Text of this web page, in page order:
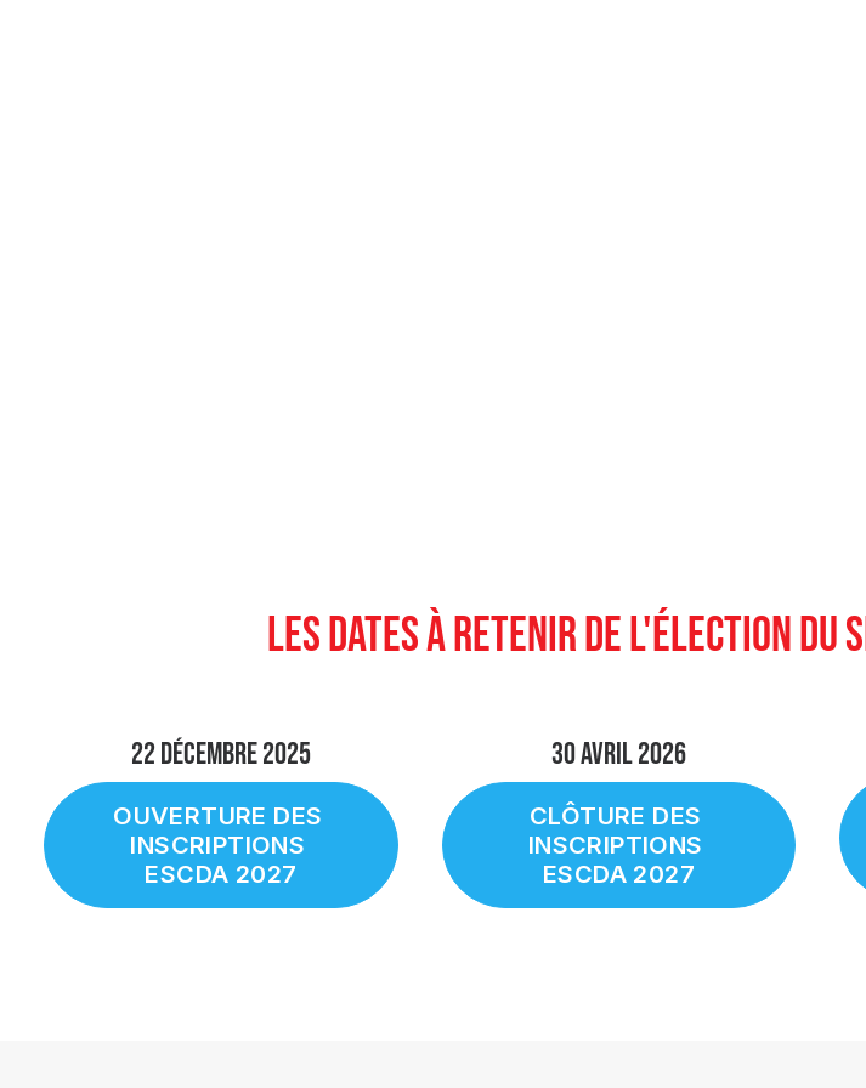
LES DATES À RETENIR DE L'ÉLECTION DU
22 décembre 2025
OUVERTURE DES
INSCRIPTIONS
ESCDA 2027
30 Avril 2026
CLÔTURE DES
INSCRIPTIONS
ESCDA 2027